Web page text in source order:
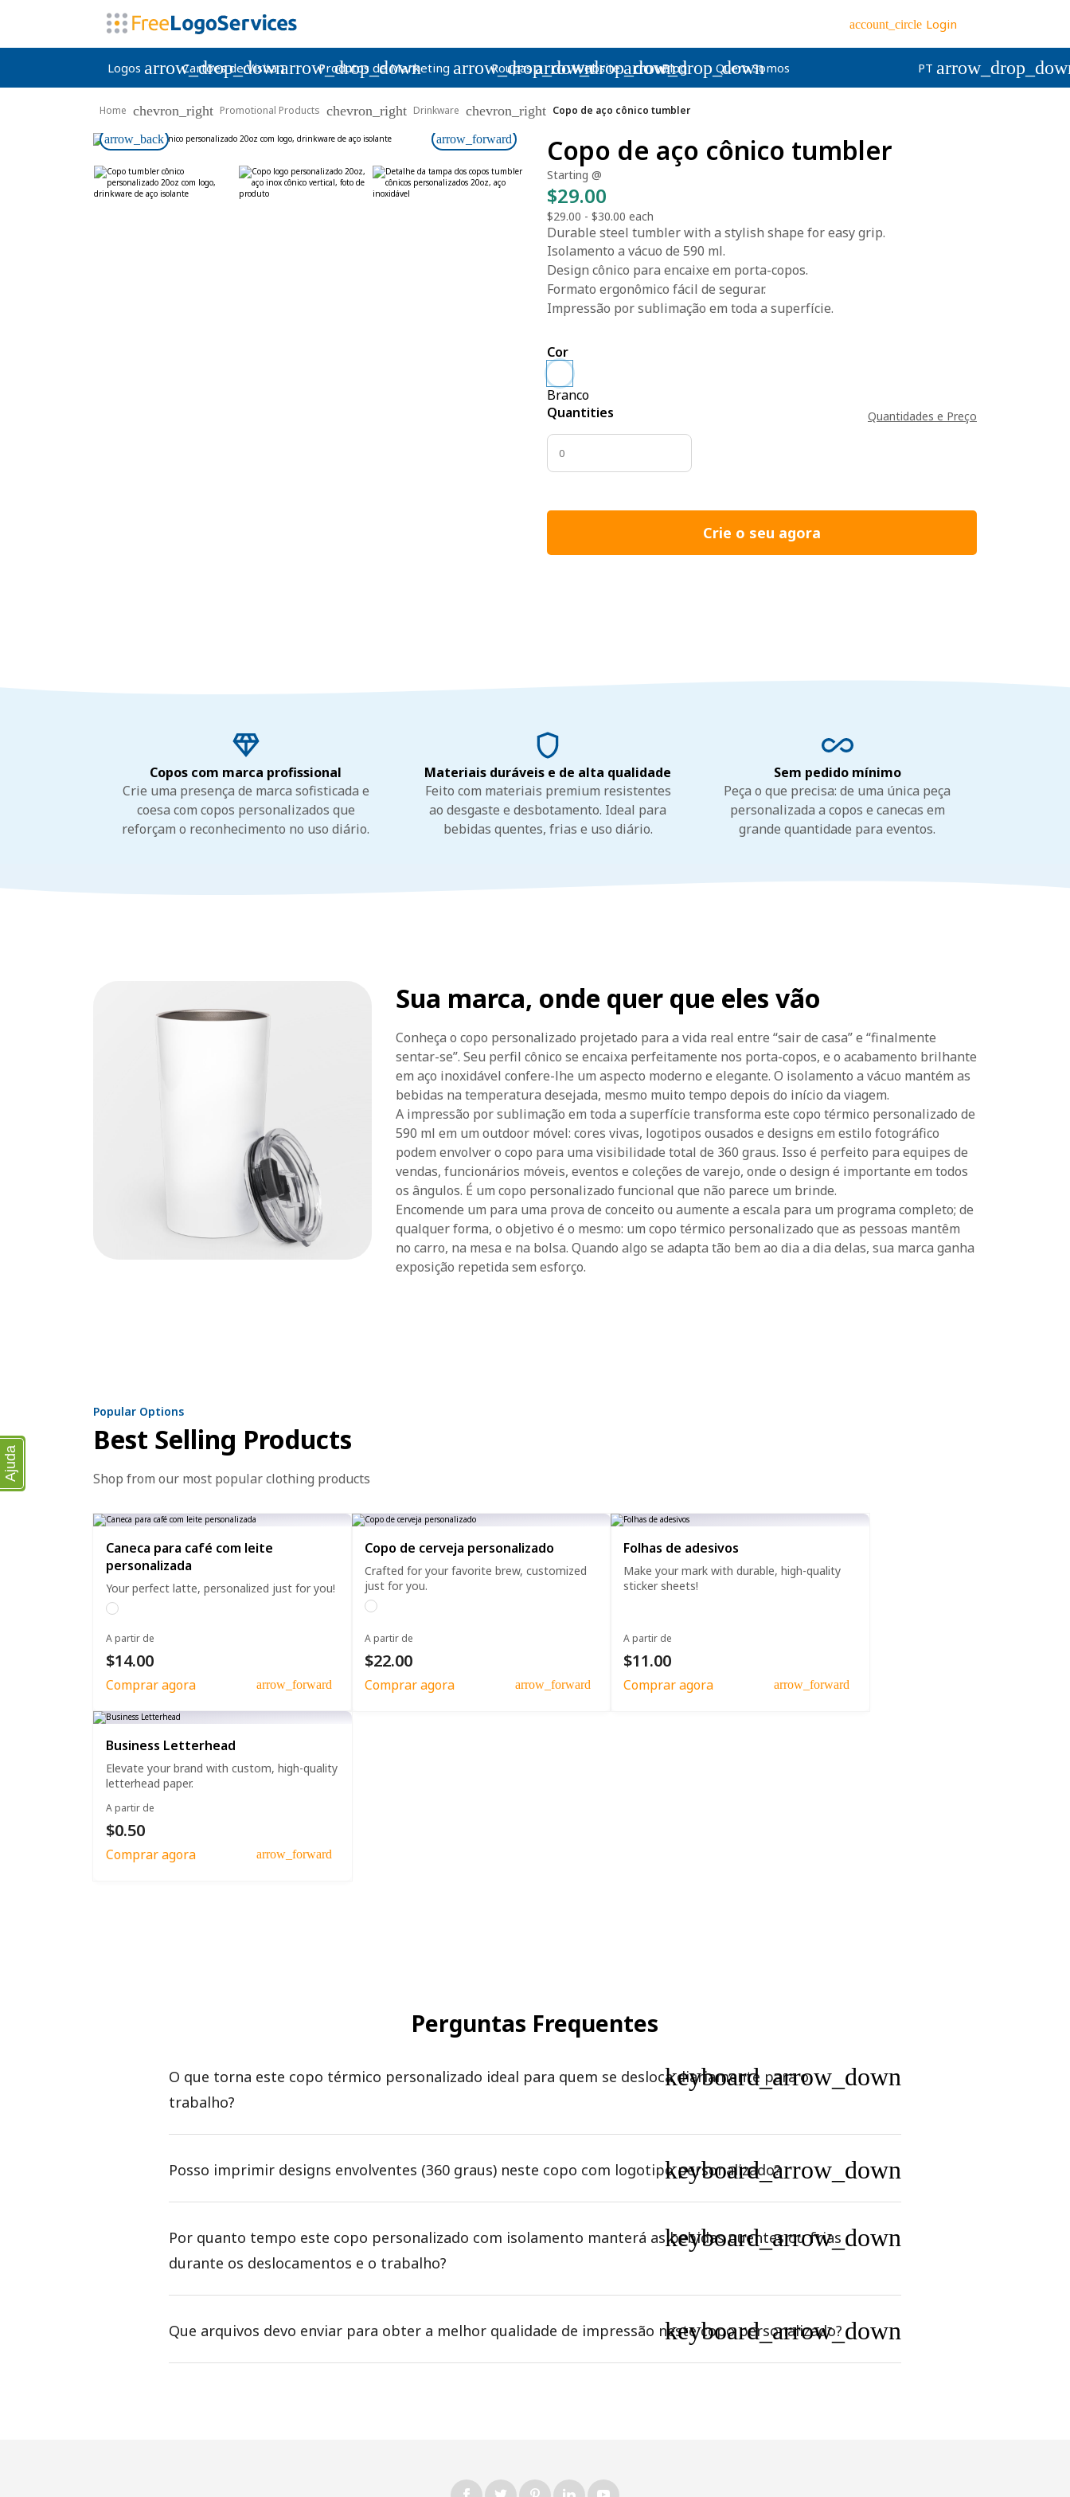
account_circle Login
Logos arrow_drop_down
Cartões de Visita arrow_drop_down
Produtos de Marketing arrow_drop_down
Roupas arrow_drop_down
Website arrow_drop_down
Blog Quem Somos PT
Home chevron_right Promotional Products chevron_right Drinkware chevron_right Copo de aço cônico tumbler
arrow_back arrow_forward Copo de aço cônico tumbler
Starting @
$29.00
$29.00 - $30.00 each
Durable steel tumbler with a stylish shape for easy grip.
Isolamento a vácuo de 590 ml.
Design cônico para encaixe em porta-copos.
Formato ergonômico fácil de segurar.
Impressão por sublimação em toda a superfície.
Cor
Branco
Quantities
Quantidades e Preço
Crie o seu agora
Copos com marca profissional
Crie uma presença de marca sofisticada e
coesa com copos personalizados que
reforçam o reconhecimento no uso diário.
Materiais duráveis e de alta qualidade
Feito com materiais premium resistentes
ao desgaste e desbotamento. Ideal para
bebidas quentes, frias e uso diário.
Sem pedido mínimo
Peça o que precisa: de uma única peça
personalizada a copos e canecas em
grande quantidade para eventos.
Sua marca, onde quer que eles vão
Conheça o copo personalizado projetado para a vida real entre “sair de casa” e “finalmente
sentar-se”. Seu perfil cônico se encaixa perfeitamente nos porta-copos, e o acabamento brilhante
em aço inoxidável confere-lhe um aspecto moderno e elegante. O isolamento a vácuo mantém as
bebidas na temperatura desejada, mesmo muito tempo depois do início da viagem.
A impressão por sublimação em toda a superfície transforma este copo térmico personalizado de
590 ml em um outdoor móvel: cores vivas, logotipos ousados e designs em estilo fotográfico
podem envolver o copo para uma visibilidade total de 360 graus. Isso é perfeito para equipes de
vendas, funcionários móveis, eventos e coleções de varejo, onde o design é importante em todos
os ângulos. É um copo personalizado funcional que não parece um brinde.
Encomende um para uma prova de conceito ou aumente a escala para um programa completo; de
qualquer forma, o objetivo é o mesmo: um copo térmico personalizado que as pessoas mantêm
no carro, na mesa e na bolsa. Quando algo se adapta tão bem ao dia a dia delas, sua marca ganha
exposição repetida sem esforço.
Popular Options
Best Selling Products
Shop from our most popular clothing products
Caneca para café com leite
personalizada
Your perfect latte, personalized just for you!
A partir de
$14.00
Comprar agora arrow_forward
Copo de cerveja personalizado
Crafted for your favorite brew, customized
just for you.
A partir de
$22.00
Comprar agora arrow_forward
Folhas de adesivos
Make your mark with durable, high-quality
sticker sheets!
A partir de
$11.00
Comprar agora arrow_forward
Business Letterhead
Elevate your brand with custom, high-quality
letterhead paper.
A partir de
$0.50
Comprar agora arrow_forward
Perguntas Frequentes
O que torna este copo térmico personalizado ideal para quem se desloca diariamente para o
trabalho?
keyboard_arrow_down
Posso imprimir designs envolventes (360 graus) neste copo com logotipo personalizado?keyboard_arrow_down
Por quanto tempo este copo personalizado com isolamento manterá as bebidas quentes ou frias
durante os deslocamentos e o trabalho?
keyboard_arrow_down
Que arquivos devo enviar para obter a melhor qualidade de impressão neste copo personalizado?
keyboard_arrow_down
Ajuda